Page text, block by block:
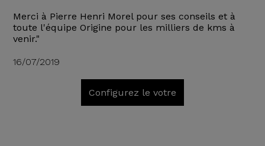
Merci à Pierre Henri Morel pour ses conseils et à
toute l'équipe Origine pour les milliers de kms à
venir."
16/07/2019
Configurez le votre